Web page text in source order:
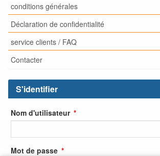
conditions générales
Déclaration de confidentialité
service clients / FAQ
Contacter
S'identifier
Nom d'utilisateur
Mot de passe